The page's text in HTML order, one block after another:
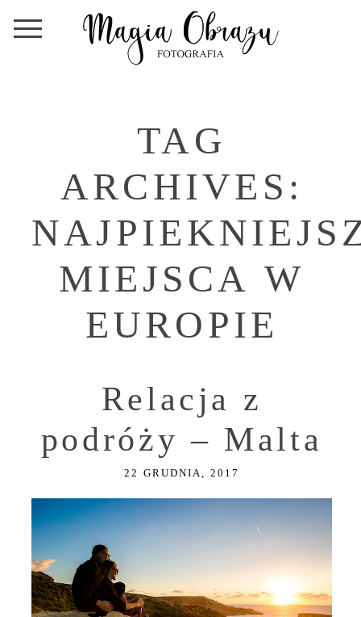
TAG
ARCHIVES:
MIEJSCA W
EUROPIE
Relacja z
podróży – Malta
22 GRUDNIA, 2017